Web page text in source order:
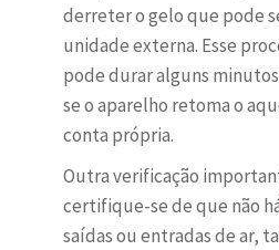
derreter o gelo que pode
unidade externa. Esse
pode durar alguns
se o aparelho retoma o
conta própria.
Outra verificação
certifique-se de que não
saídas ou entradas de ar,